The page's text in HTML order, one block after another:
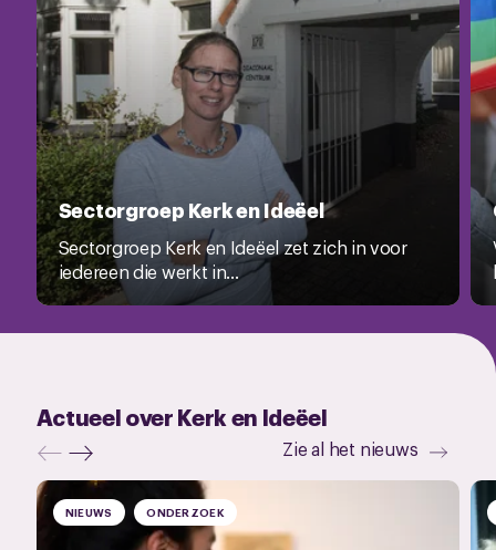
Sectorgroep Kerk en Ideëel
Sectorgroep Kerk en Ideëel zet zich in voor
iedereen die werkt in...
Actueel over Kerk en Ideëel
Zie al het nieuws
NIEUWS ONDERZOEK